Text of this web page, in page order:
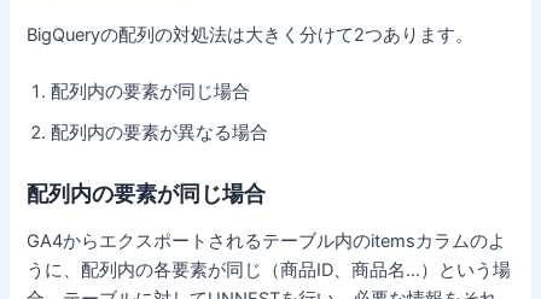
BigQueryの配列の対処法は大きく分けて2つあります。
配列内の要素が同じ場合
配列内の要素が異なる場合
配列内の要素が同じ場合
GA4からエクスポートされるテーブル内のitemsカラムのよ
うに、配列内の各要素が同じ（商品ID、商品名…）という場